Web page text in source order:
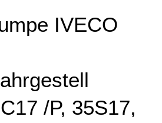
IVECO
/P, 35S17,